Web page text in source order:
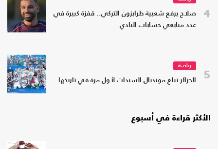
4
صلاح يرفع شعبية طرابزون التركي.. قفزة كبيرة في
عدد متابعي حسابات النادي
5
رياضة
الجزائر تبلغ مونديال السيدات لأول مرة في تاريخها
الأكثر قراءة في أسبوع